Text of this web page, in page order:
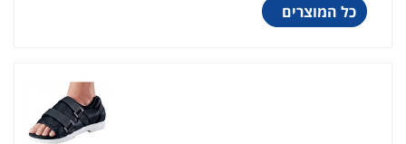
כל המוצרים